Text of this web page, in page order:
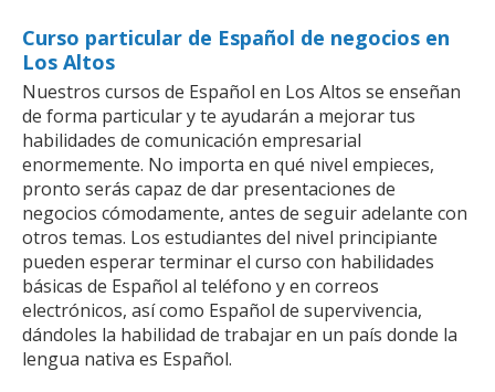
Curso particular de Español de negocios en
Los Altos
Nuestros cursos de Español en Los Altos se enseñan
de forma particular y te ayudarán a mejorar tus
habilidades de comunicación empresarial
enormemente. No importa en qué nivel empieces,
pronto serás capaz de dar presentaciones de
negocios cómodamente, antes de seguir adelante con
otros temas. Los estudiantes del nivel principiante
pueden esperar terminar el curso con habilidades
básicas de Español al teléfono y en correos
electrónicos, así como Español de supervivencia,
dándoles la habilidad de trabajar en un país donde la
lengua nativa es Español.